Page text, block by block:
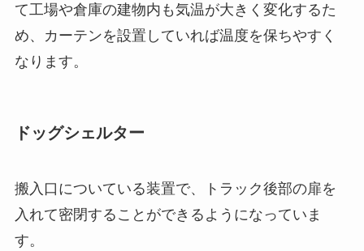
て工場や倉庫の建物内も気温が大きく変化するた
め、カーテンを設置していれば温度を保ちやすく
なります。
ドッグシェルター
搬入口についている装置で、トラック後部の扉を
入れて密閉することができるようになっていま
す。